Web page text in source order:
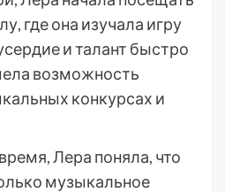
где она изучала игру
и талант быстро
возможность
конкурсах и
Лера поняла, что
музыкальное